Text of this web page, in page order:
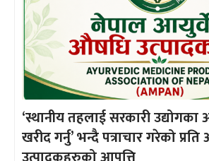
‘स्थानीय तहलाई सरकारी
खरीद गर्नु’ भन्दै पत्राचार गरेको